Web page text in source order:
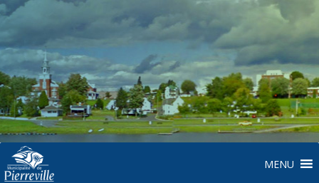
MENU